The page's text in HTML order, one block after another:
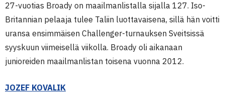
27-vuotias Broady on maailmanlistalla sijalla 127. Iso-
Britannian pelaaja tulee Taliin luottavaisena, sillä hän voitti
uransa ensimmäisen Challenger-turnauksen Sveitsissä
syyskuun viimeisellä viikolla. Broady oli aikanaan
junioreiden maailmanlistan toisena vuonna 2012.
JOZEF KOVALIK